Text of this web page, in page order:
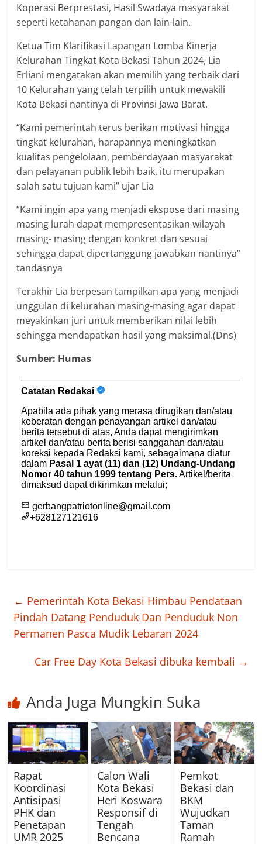
Koperasi Berprestasi, Hasil Swadaya masyarakat
seperti ketahanan pangan dan lain-lain.
Ketua Tim Klarifikasi Lapangan Lomba Kinerja
Kelurahan Tingkat Kota Bekasi Tahun 2024, Lia
Erliani mengatakan akan memilih yang terbaik dari
10 Kelurahan yang telah terpilih untuk mewakili
Kota Bekasi nantinya di Provinsi Jawa Barat.
“Kami pemerintah terus berikan motivasi hingga
tingkat kelurahan, harapannya meningkatkan
kualitas pengelolaan, pemberdayaan masyarakat
dan pelayanan publik lebih baik, itu merupakan
salah satu tujuan kami” ujar Lia
“Kami ingin apa yang menjadi ekspose dari masing
masing lurah dapat mempresentasikan wilayah
masing- masing dengan konkret dan sesuai
sehingga dapat dipertanggung jawabkan nantinya”
tandasnya
Terakhir Lia berpesan tampilkan apa yang menjadi
unggulan di kelurahan masing-masing agar dapat
meyakinkan juri untuk memberikan nilai lebih
sehingga mendapatkan hasil yang maksimal.(Dns)
Sumber: Humas
← Pemerintah Kota Bekasi Himbau Pendataan
Pindah Datang Penduduk Dan Penduduk Non
Permanen Pasca Mudik Lebaran 2024
Car Free Day Kota Bekasi dibuka kembali →
Anda Juga Mungkin Suka
Rapat
Koordinasi
Antisipasi
PHK dan
Penetapan
UMR 2025
Calon Wali
Kota Bekasi
Heri Koswara
Responsif di
Tengah
Bencana
Pemkot
Bekasi dan
BKM
Wujudkan
Taman
Ramah